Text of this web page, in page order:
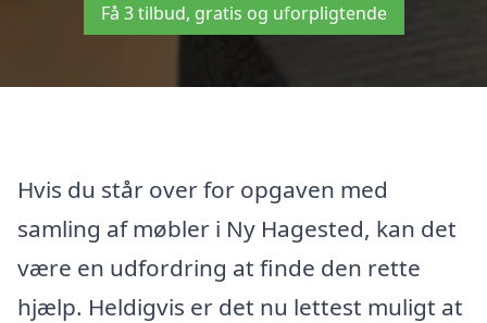
Få 3 tilbud, gratis og uforpligtende
Hvis du står over for opgaven med
samling af møbler i Ny Hagested, kan det
være en udfordring at finde den rette
hjælp. Heldigvis er det nu lettest muligt at